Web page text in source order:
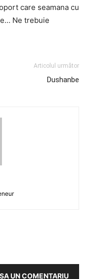
care seamana cu
Ne trebuie
Articolul următor
Dushanbe
UN COMENTARIU